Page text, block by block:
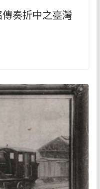
奏折中之臺灣